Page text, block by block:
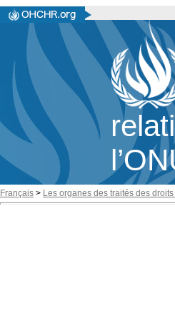
Français > Les organes des traités des